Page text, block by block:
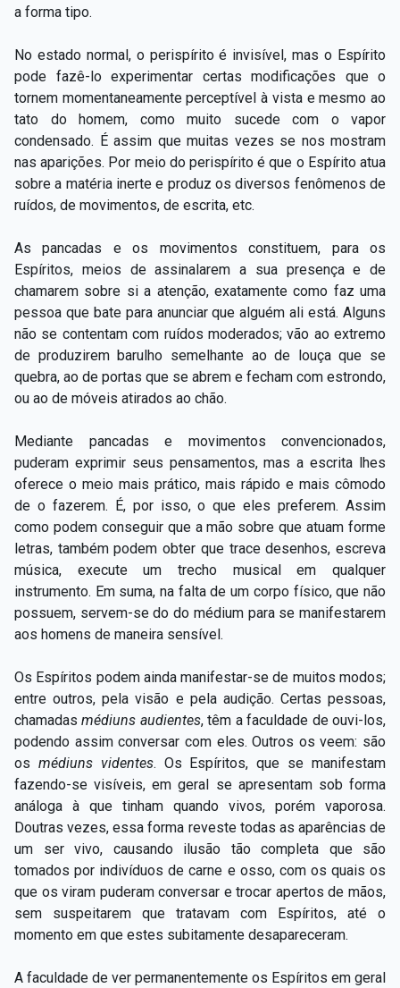
a forma tipo.
No estado normal, o perispírito é invisível, mas o Espírito
pode fazê-lo experimentar certas modificações que o
tornem momentaneamente perceptível à vista e mesmo ao
tato do homem, como muito sucede com o vapor
condensado. É assim que muitas vezes se nos mostram
nas aparições. Por meio do perispírito é que o Espírito atua
sobre a matéria inerte e produz os diversos fenômenos de
ruídos, de movimentos, de escrita, etc.
As pancadas e os movimentos constituem, para os
Espíritos, meios de assinalarem a sua presença e de
chamarem sobre si a atenção, exatamente como faz uma
pessoa que bate para anunciar que alguém ali está. Alguns
não se contentam com ruídos moderados; vão ao extremo
de produzirem barulho semelhante ao de louça que se
quebra, ao de portas que se abrem e fecham com estrondo,
ou ao de móveis atirados ao chão.
Mediante pancadas e movimentos convencionados,
puderam exprimir seus pensamentos, mas a escrita lhes
oferece o meio mais prático, mais rápido e mais cômodo
de o fazerem. É, por isso, o que eles preferem. Assim
como podem conseguir que a mão sobre que atuam forme
letras, também podem obter que trace desenhos, escreva
música, execute um trecho musical em qualquer
instrumento. Em suma, na falta de um corpo físico, que não
possuem, servem-se do do médium para se manifestarem
aos homens de maneira sensível.
Os Espíritos podem ainda manifestar-se de muitos modos;
entre outros, pela visão e pela audição. Certas pessoas,
chamadasmédiuns audientes, têm a faculdade de ouvi-los,
podendo assim conversar com eles. Outros os veem: são
os médiuns videntes. Os Espíritos, que se manifestam
fazendo-se visíveis, em geral se apresentam sob forma
análoga à que tinham quando vivos, porém vaporosa.
Doutras vezes, essa forma reveste todas as aparências de
um ser vivo, causando ilusão tão completa que são
tomados por indivíduos de carne e osso, com os quais os
que os viram puderam conversar e trocar apertos de mãos,
sem suspeitarem que tratavam com Espíritos, até o
momento em que estes subitamente desapareceram.
A faculdade de ver permanentemente os Espíritos em geral